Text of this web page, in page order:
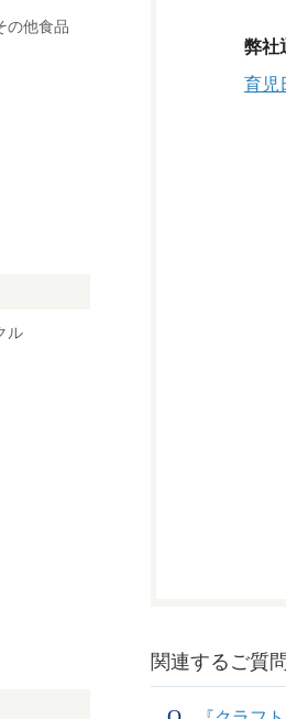
の他食品
ル
弊社
育児
関連するご質問